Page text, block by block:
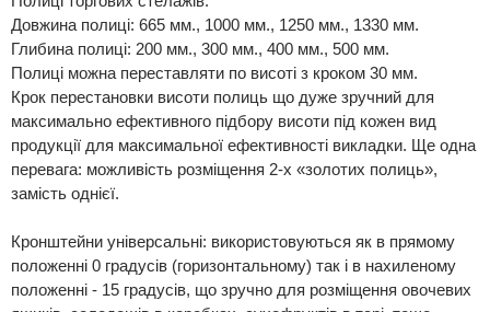
Довжина полиці: 665 мм., 1000 мм., 1250 мм., 1330 мм.
Глибина полиці: 200 мм., 300 мм., 400 мм., 500 мм.
Полиці можна переставляти по висоті з кроком 30 мм.
Крок перестановки висоти полиць що дуже зручний для
максимально ефективного підбору висоти під кожен вид
продукції для максимальної ефективності викладки. Ще одна
перевага: можливість розміщення 2-х «золотих полиць»,
замість однієї.
Кронштейни універсальні: використовуються як в прямому
положенні 0 градусів (горизонтальному) так і в нахиленому
положенні - 15 градусів, що зручно для розміщення овочевих